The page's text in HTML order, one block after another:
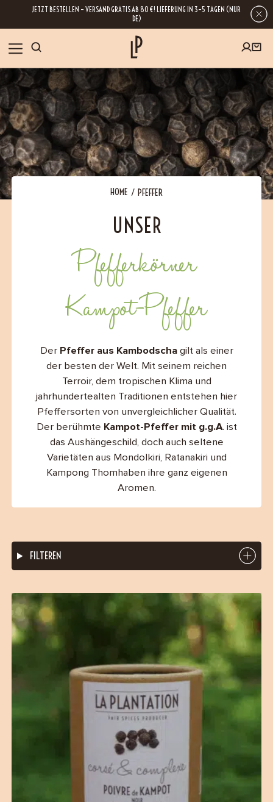
JETZT BESTELLEN – VERSAND GRATIS AB 80 €! LIEFERUNG IN 3–5 TAGEN (NUR
DE)
SHOP
GESCHENKE
BLOG
REZEPTE
Contact
HOME PFEFFER
UNSER
Pfefferkörner
Kampot-Pfeffer
Der Pfeffer aus Kambodschagilt als einer
der besten der Welt. Mit seinem reichen
Terroir, dem tropischen Klima und
jahrhundertealten Traditionen entstehen hier
Pfeffersorten von unvergleichlicher Qualität.
Der berühmte Kampot-Pfeffer mit g.g.A. ist
das Aushängeschild, doch auch seltene
Varietäten aus Mondolkiri, Ratanakiri und
Kampong Thomhaben ihre ganz eigenen
Aromen.
FILTEREN
Wenn Sie Ihre E-Mail-Adresse hinterlassen, erhalten Sie Zugang zu unseren
Newslettern, die reich an Tipps, Inspirationen und Informationen über unsere
neuesten Entwicklungen sind. Selbstverständlich ist eine Abmeldung
jederzeit möglich.